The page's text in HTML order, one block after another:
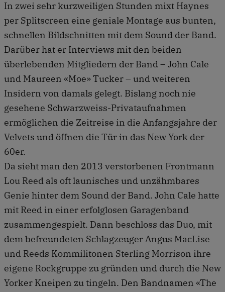
In zwei sehr kurzweiligen Stunden mixt Haynes
per Splitscreen eine geniale Montage aus bunten,
schnellen Bildschnitten mit dem Sound der Band.
Darüber hat er Interviews mit den beiden
überlebenden Mitgliedern der Band – John Cale
und Maureen «Moe» Tucker – und weiteren
Insidern von damals gelegt. Bislang noch nie
gesehene Schwarzweiss-Privataufnahmen
ermöglichen die Zeitreise in die Anfangsjahre der
Velvets und öffnen die Tür in das New York der
60er.
Da sieht man den 2013 verstorbenen Frontmann
Lou Reed als oft launisches und unzähmbares
Genie hinter dem Sound der Band. John Cale hatte
mit Reed in einer erfolglosen Garagenband
zusammengespielt. Dann beschloss das Duo, mit
dem befreundeten Schlagzeuger Angus MacLise
und Reeds Kommilitonen Sterling Morrison ihre
eigene Rockgruppe zu gründen und durch die New
Yorker Kneipen zu tingeln. Den Bandnamen «The